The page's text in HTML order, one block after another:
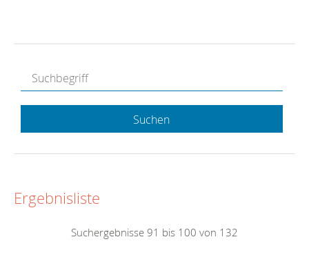
Suchen
Ergebnisliste
Suchergebnisse 91 bis 100 von 132